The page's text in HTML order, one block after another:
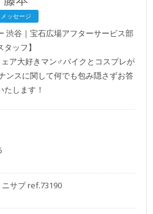
メッセージ
渋谷｜宝石広場アフターサービス部
タッフ】
ア大好きマン♂バイクとコスプレが
ンスに関して何でも包み隠さずお答
たします！
サブ ref.73190